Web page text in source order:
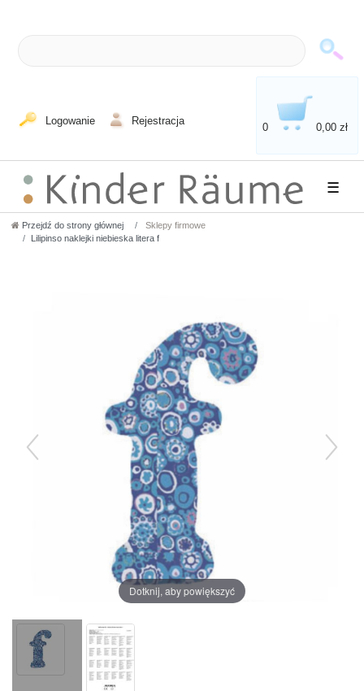
Logowanie Rejestracja
0 0,00 zł
☰
Przejdź do strony głównej
Sklepy firmowe
Lilipinso naklejki niebieska litera f
Dotknij, aby powiększyć